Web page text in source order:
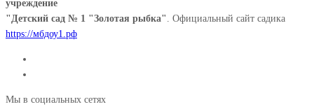
учреждение
"Детский сад № 1 "Золотая рыбка" . Официальный сайт садика
https://мбдоу1.рф
Мы в социальных сетях